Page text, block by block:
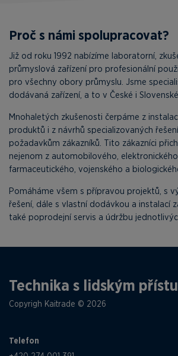
Proč s námi spolupracovat?
Již od roku 1992 nabízíme laboratorní,
průmyslová zařízení pro profesionální
pro všechny obory průmyslu. Jsme
dodávaná zařízení, a to v České i
Mnohaletých zkušenosti čerpáme z
produktů i z návrhů specializovaných
požadavkům zákazníků. Tito zákazníci
nejenom z automobilového,
farmaceutického, vojenského a
Pomáháme všem s přípravou projektů, s
řešení, dále s vlastní dodávkou a instalací
také poprodejní servis a údržbu
Technika s lidským
Copyrigh Kaitrade © 2026
Telefon